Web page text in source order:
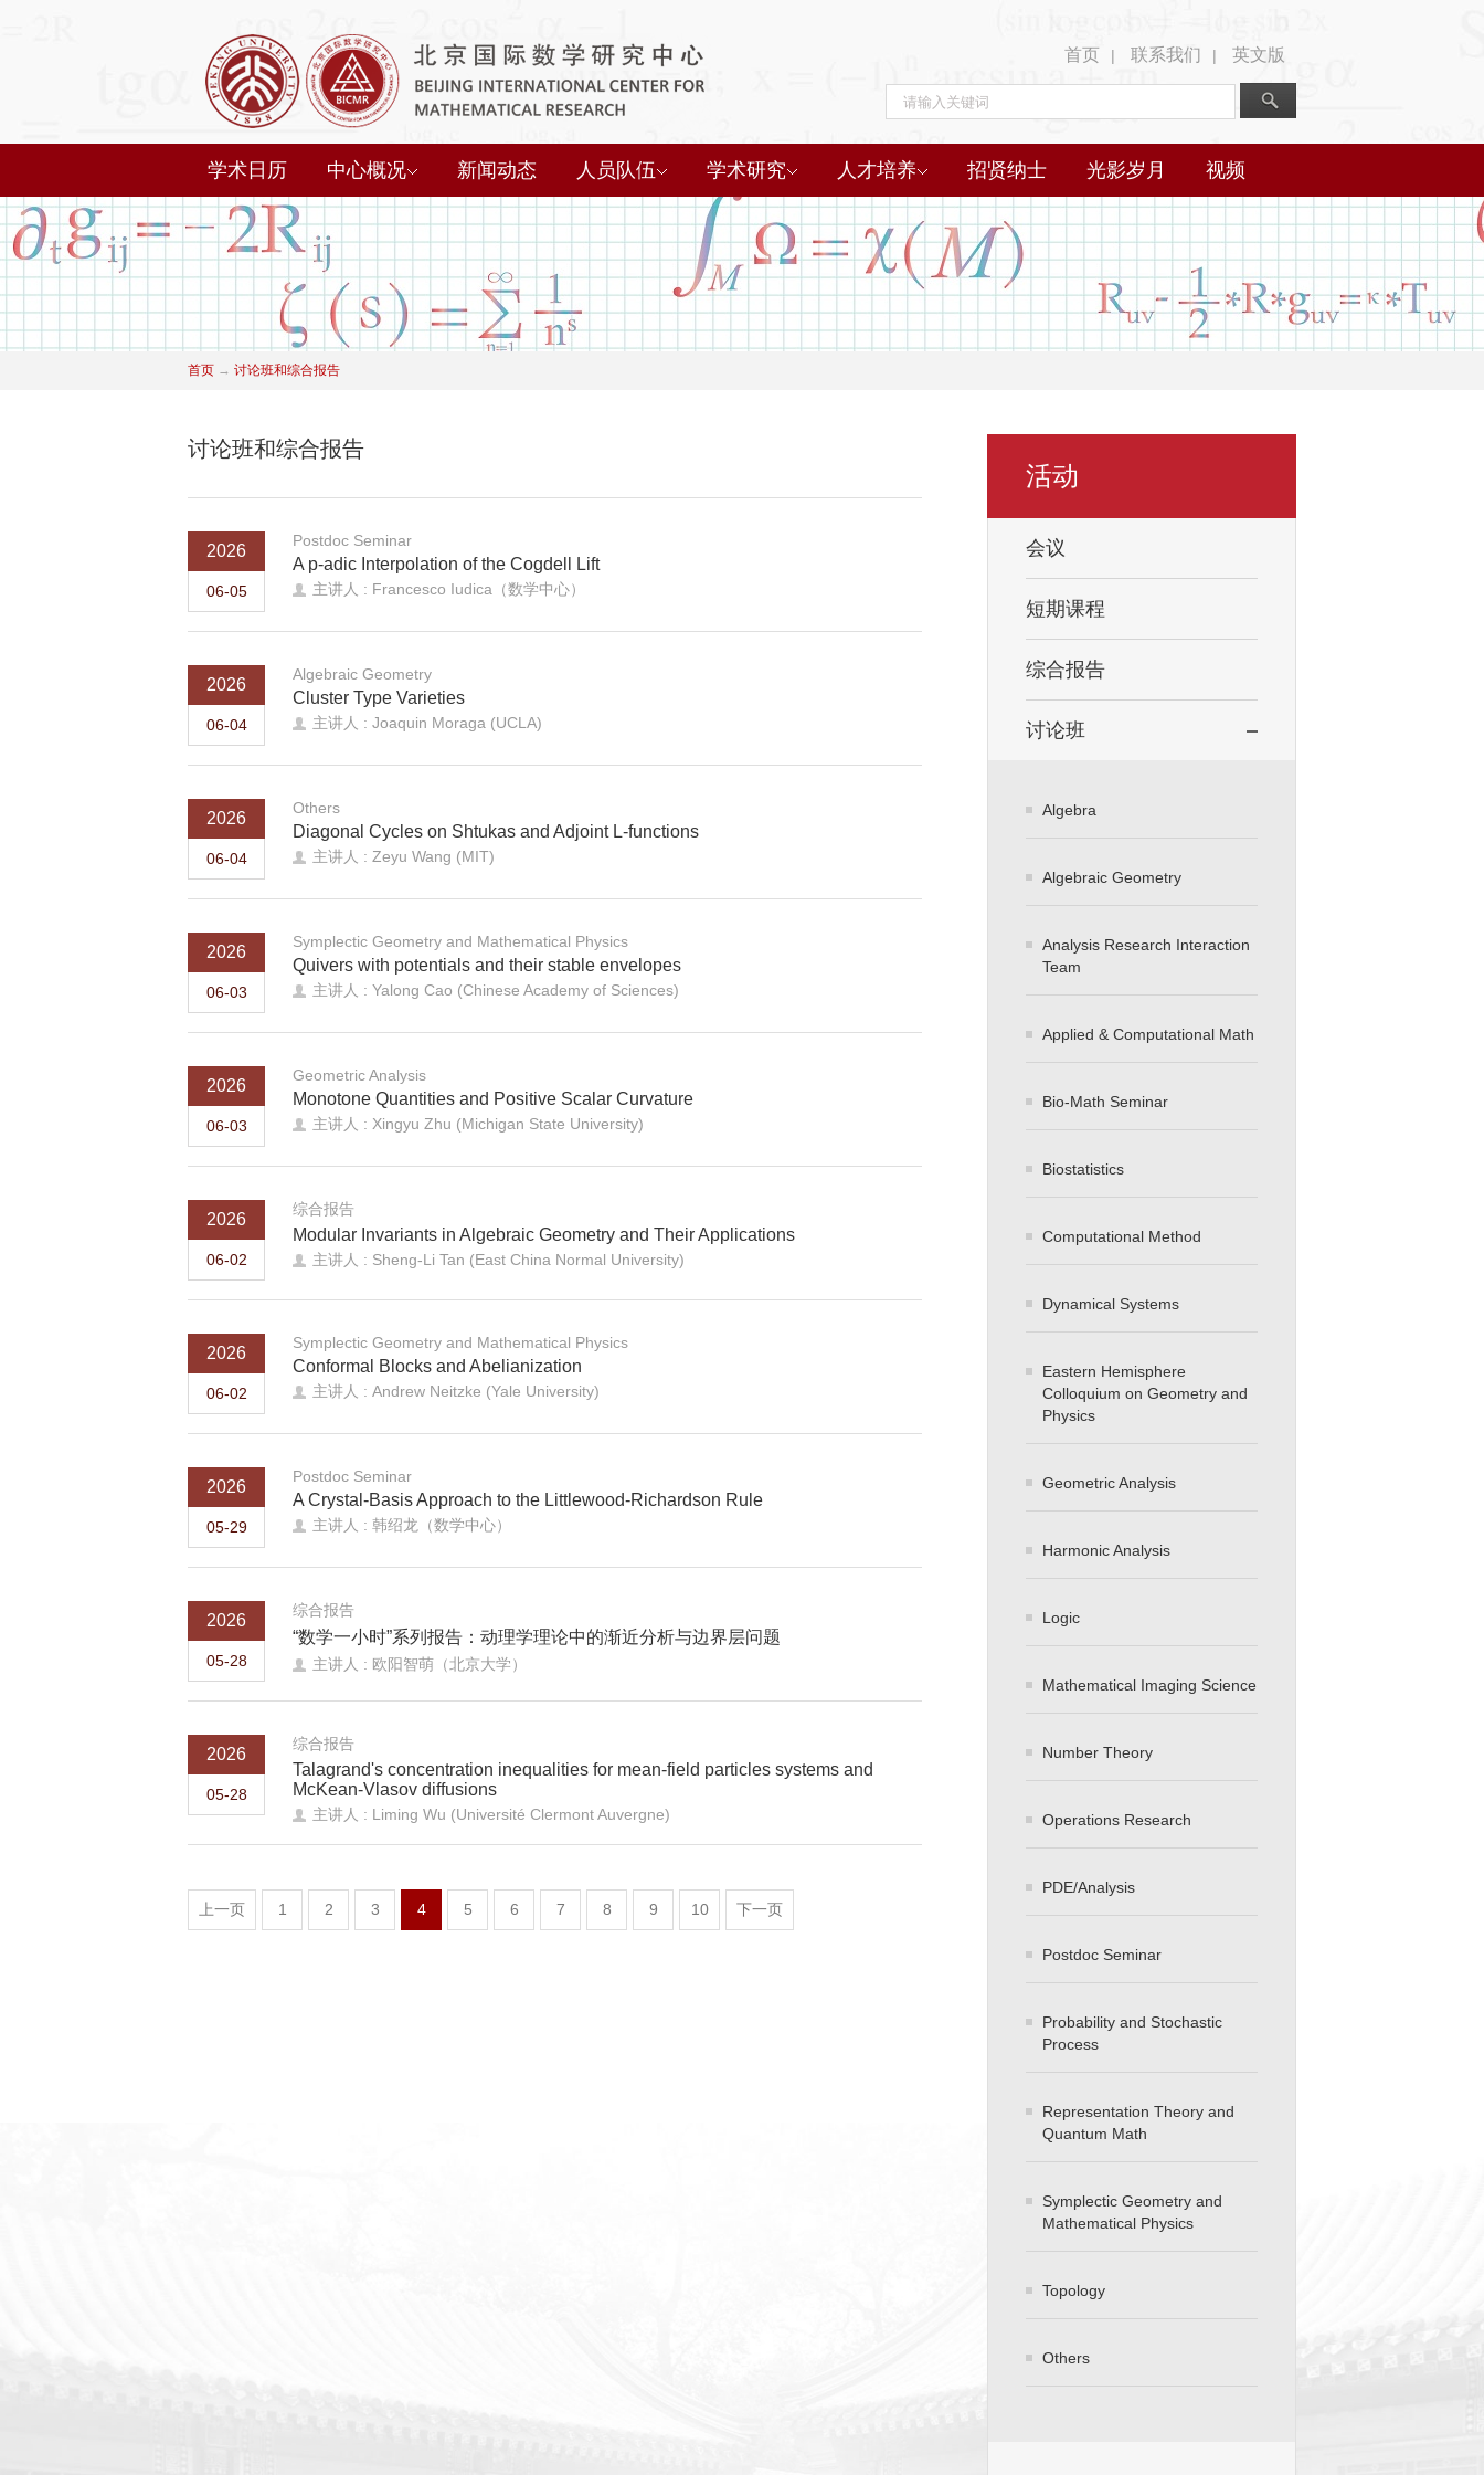
首页 | 联系我们 | 英文版
学术日历 中心概况 新闻动态 人员队伍 学术研究 人才培养 招贤纳士 光影岁月 视频
首页 → 讨论班和综合报告
讨论班和综合报告
2026
06-05
Postdoc Seminar
A p-adic Interpolation of the Cogdell Lift
主讲人 : Francesco Iudica（数学中心）
2026
06-04
Algebraic Geometry
Cluster Type Varieties
主讲人 : Joaquin Moraga (UCLA)
2026
06-04
Others
Diagonal Cycles on Shtukas and Adjoint L-functions
主讲人 : Zeyu Wang (MIT)
2026
06-03
Symplectic Geometry and Mathematical Physics
Quivers with potentials and their stable envelopes
主讲人 : Yalong Cao (Chinese Academy of Sciences)
2026
06-03
Geometric Analysis
Monotone Quantities and Positive Scalar Curvature
主讲人 : Xingyu Zhu (Michigan State University)
2026
06-02
综合报告
Modular Invariants in Algebraic Geometry and Their Applications
主讲人 : Sheng-Li Tan (East China Normal University)
2026
06-02
Symplectic Geometry and Mathematical Physics
Conformal Blocks and Abelianization
主讲人 : Andrew Neitzke (Yale University)
2026
05-29
Postdoc Seminar
A Crystal-Basis Approach to the Littlewood-Richardson Rule
主讲人 : 韩绍龙（数学中心）
2026
05-28
综合报告
“数学一小时”系列报告：动理学理论中的渐近分析与边界层问题
主讲人 : 欧阳智萌（北京大学）
2026
05-28
综合报告
Talagrand's concentration inequalities for mean-field particles systems and
McKean-Vlasov diffusions
主讲人 : Liming Wu (Université Clermont Auvergne)
上一页 1 2 3 4 5 6 7 8 9 10 下一页
活动
会议
短期课程
综合报告
讨论班
Algebra
Algebraic Geometry
Analysis Research Interaction
Team
Applied & Computational Math
Bio-Math Seminar
Biostatistics
Computational Method
Dynamical Systems
Eastern Hemisphere
Colloquium on Geometry and
Physics
Geometric Analysis
Harmonic Analysis
Logic
Mathematical Imaging Science
Number Theory
Operations Research
PDE/Analysis
Postdoc Seminar
Probability and Stochastic
Process
Representation Theory and
Quantum Math
Symplectic Geometry and
Mathematical Physics
Topology
Others